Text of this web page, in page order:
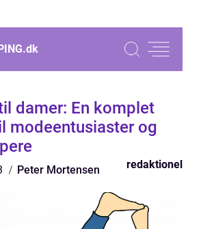
dk
damer: En komplet
modeentusiaster og
Peter Mortensen redaktionel